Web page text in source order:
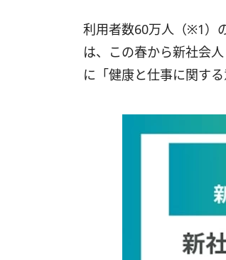
利用者数60万人（※1）
は、この春から新社会
に「健康と仕事に関す